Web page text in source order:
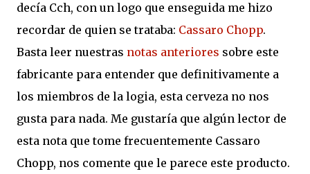
decía Cch, con un logo que enseguida me hizo
recordar de quien se trataba: Cassaro Chopp.
Basta leer nuestras notas anteriores sobre este
fabricante para entender que definitivamente a
los miembros de la logia, esta cerveza no nos
gusta para nada. Me gustaría que algún lector de
esta nota que tome frecuentemente Cassaro
Chopp, nos comente que le parece este producto.